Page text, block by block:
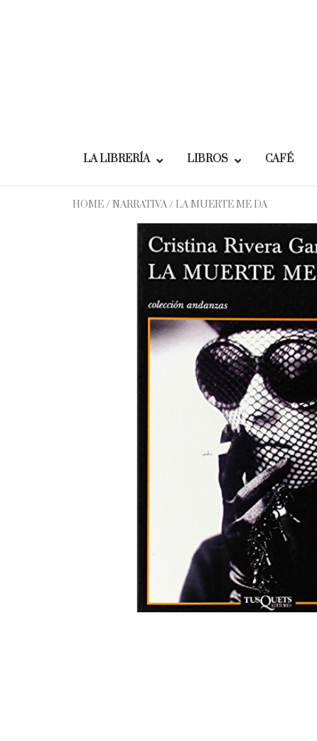
LA LIBRERÍA LIBROS CAFÉ
HOME/ NARRATIVA/ LA MUERTE ME DA